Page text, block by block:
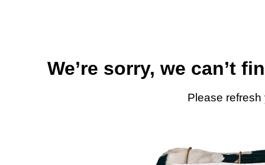
We’re sorry, we can’t
Please refresh